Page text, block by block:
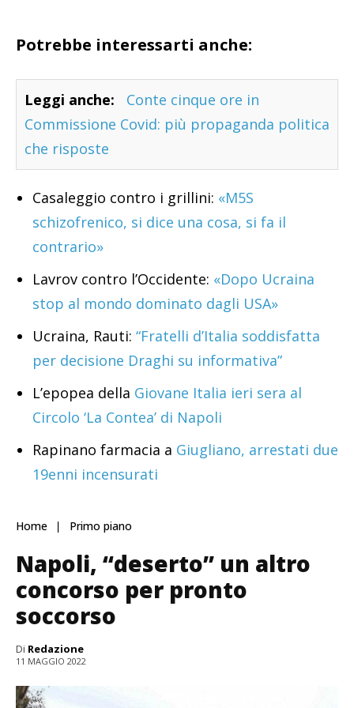
Potrebbe interessarti anche:
Leggi anche:
Conte cinque ore in
Commissione Covid: più propaganda politica
che risposte
Casaleggio contro i grillini: «M5S
schizofrenico, si dice una cosa, si fa il
contrario»
Lavrov contro l’Occidente: «Dopo Ucraina
stop al mondo dominato dagli USA»
Ucraina, Rauti: “Fratelli d’Italia soddisfatta
per decisione Draghi su informativa”
L’epopea della Giovane Italia ieri sera al
Circolo ‘La Contea’ di Napoli
Rapinano farmacia a Giugliano, arrestati due
19enni incensurati
Home Primo piano
Napoli, “deserto” un altro
concorso per pronto
soccorso
Di Redazione
11 MAGGIO 2022